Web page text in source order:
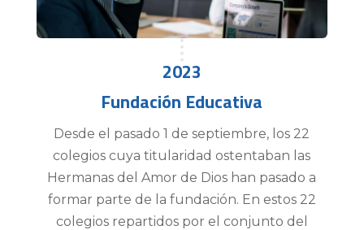
2023
Fundación Educativa
Desde el pasado 1 de septiembre, los 22
colegios cuya titularidad ostentaban las
Hermanas del Amor de Dios han pasado a
formar parte de la fundación. En estos 22
colegios repartidos por el conjunto del